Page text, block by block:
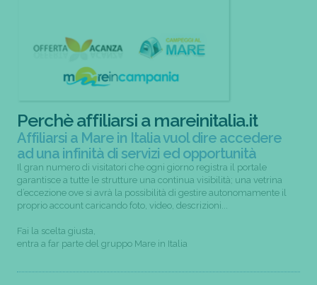
Perchè affiliarsi a mareinitalia.it
Affiliarsi a Mare in Italia vuol dire accedere
ad una infinità di servizi ed opportunità
Il gran numero di visitatori che ogni giorno registra il portale
garantisce a tutte le strutture una continua visibilità; una vetrina
d’eccezione ove si avrà la possibilità di gestire autonomamente il
proprio account caricando foto, video, descrizioni...
Fai la scelta giusta,
entra a far parte del gruppo Mare in Italia